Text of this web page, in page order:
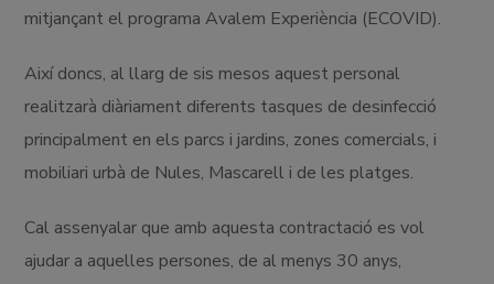
mitjançant el programa Avalem Experiència (ECOVID).
Així doncs, al llarg de sis mesos aquest personal
realitzarà diàriament diferents tasques de desinfecció
principalment en els parcs i jardins, zones comercials, i
mobiliari urbà de Nules, Mascarell i de les platges.
Cal assenyalar que amb aquesta contractació es vol
ajudar a aquelles persones, de al menys 30 anys,